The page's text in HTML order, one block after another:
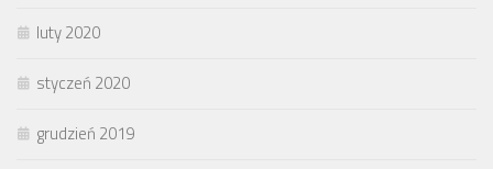
luty 2020
styczeń 2020
grudzień 2019